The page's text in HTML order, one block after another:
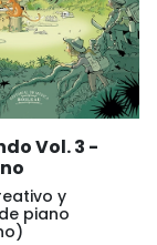
Vol. 3 -
y
piano